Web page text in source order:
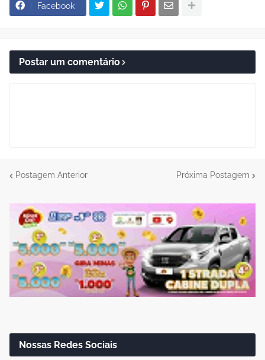
Facebook
Postar um comentário
Postagem Anterior Próxima Postagem
Nossas Redes Sociais